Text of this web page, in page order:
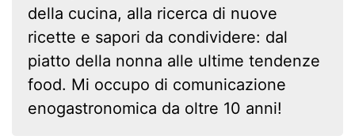
della cucina, alla ricerca di nuove
ricette e sapori da condividere: dal
piatto della nonna alle ultime tendenze
food. Mi occupo di comunicazione
enogastronomica da oltre 10 anni!